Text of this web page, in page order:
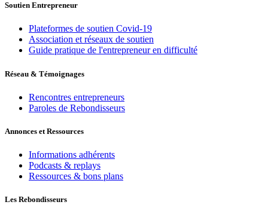
Soutien Entrepreneur
Plateformes de soutien Covid-19
Association et réseaux de soutien
Guide pratique de l'entrepreneur en difficulté
Réseau & Témoignages
Rencontres entrepreneurs
Paroles de Rebondisseurs
Annonces et Ressources
Informations adhérents
Podcasts & replays
Ressources & bons plans
Les Rebondisseurs